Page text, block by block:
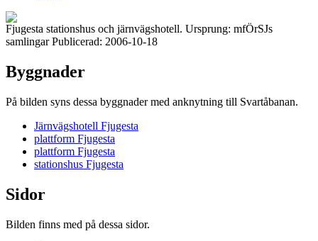
Fjugesta stationshus och järnvägshotell. Ursprung: mfÖrSJs
samlingar Publicerad: 2006-10-18
Byggnader
På bilden syns dessa byggnader med anknytning till Svartåbanan.
Järnvägshotell Fjugesta
plattform Fjugesta
plattform Fjugesta
stationshus Fjugesta
Sidor
Bilden finns med på dessa sidor.